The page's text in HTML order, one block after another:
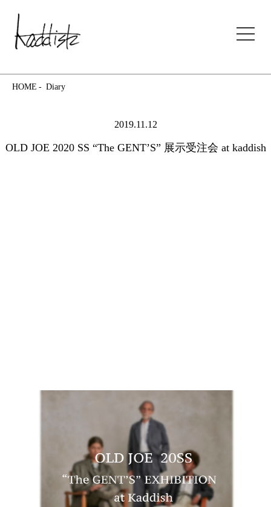
kaddish development store
HOME Diary
2019.11.12
OLD JOE 2020 SS “The GENT’S” 展示受注会 at kaddish